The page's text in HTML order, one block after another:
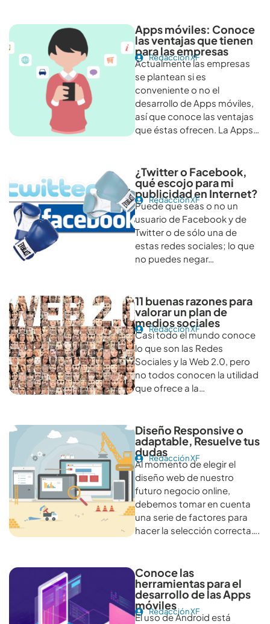
Apps móviles: Conoce
las ventajas que tienen
para las empresas
Redacción XF
Actualmente las empresas
se plantean si es
conveniente o no el
desarrollo de Apps móviles,
así que conoce las ventajas
que éstas ofrecen. La Apps…
¿Twitter o Facebook,
qué escojo para mi
publicidad en Internet?
Redacción XF
Puede que seas o no un
usuario de Facebook y de
Twitter o de sólo una de
estas redes sociales; lo que
no puedes negar…
11 buenas razones para
valorar un plan de
medios sociales
Redacción XF
Casi todo el mundo conoce
lo que son las Redes
Sociales y la Web 2.0, pero
no todos conocen la utilidad
que ofrece a la…
Diseño Responsive o
adaptable, Resuelve tus
dudas
Redacción XF
Al momento de elegir el
diseño web de nuestro
futuro negocio online,
debemos tomar en cuenta
una serie de factores para
hacer la selección correcta….
Conoce las
herramientas para el
desarrollo de las Apps
móviles
Redacción XF
El uso de Android está